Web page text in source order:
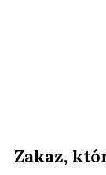
Zakaz,